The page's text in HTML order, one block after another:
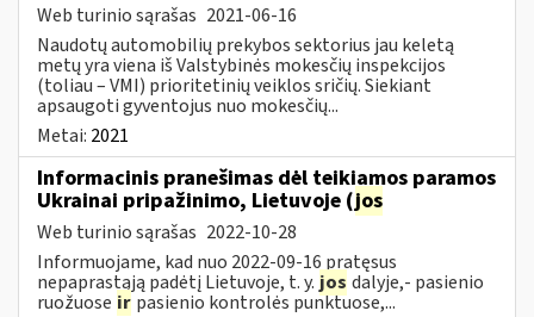
Web turinio sąrašas 2021-06-16
Naudotų automobilių prekybos sektorius jau keletą
metų yra viena iš Valstybinės mokesčių inspekcijos
(toliau – VMI) prioritetinių veiklos sričių. Siekiant
apsaugoti gyventojus nuo mokesčių...
Metai: 2021
Informacinis pranešimas dėl teikiamos paramos
Ukrainai pripažinimo, Lietuvoje (jos
Web turinio sąrašas 2022-10-28
Informuojame, kad nuo 2022-09-16 pratęsus
nepaprastąją padėtį Lietuvoje, t. y. jos dalyje,- pasienio
ruožuose ir pasienio kontrolės punktuose,...